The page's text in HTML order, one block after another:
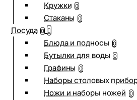
Кружки 0
Стаканы 0
Посуда 0
Блюда и подносы 0
Бутылки для воды 0
Графины 0
Наборы столовых
Ножи и наборы ножей 0